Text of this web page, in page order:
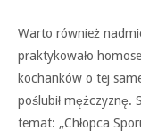
Warto również
praktykowało
kochanków o tej
poślubił mężczyznę.
temat: „Chłopca